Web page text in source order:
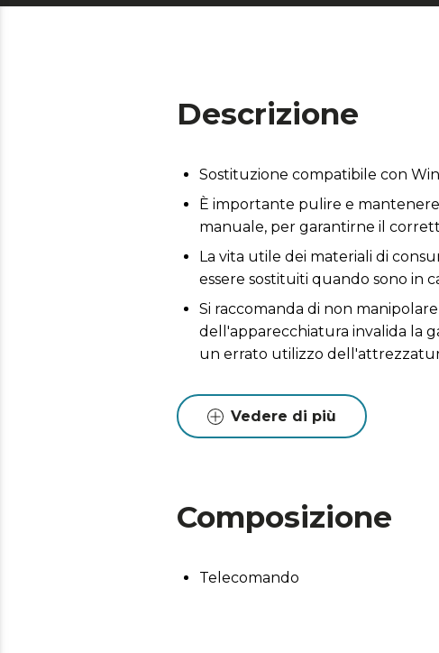
Descrizione
Sostituzione compatibile con
È importante pulire e
manuale, per garantirne il
La vita utile dei materiali di
essere sostituiti quando sono in
Si raccomanda di non
dell'apparecchiatura invalida la
un errato utilizzo
Vedere di più
Composizione
Telecomando